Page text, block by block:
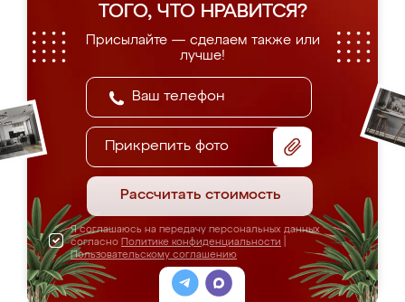
ТОГО, ЧТО НРАВИТСЯ?
Присылайте — сделаем также или
лучше!
Прикрепить фото
Рассчитать стоимость
Я соглашаюсь на передачу персональных данных
согласно Политике конфиденциальности
Пользовательскому соглашению